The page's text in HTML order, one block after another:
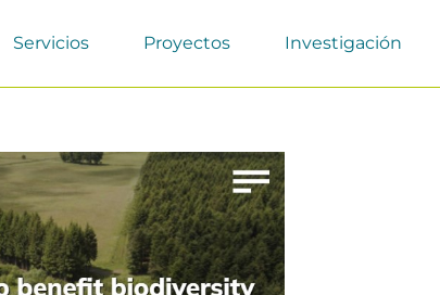
Servicios Proyectos Investigación